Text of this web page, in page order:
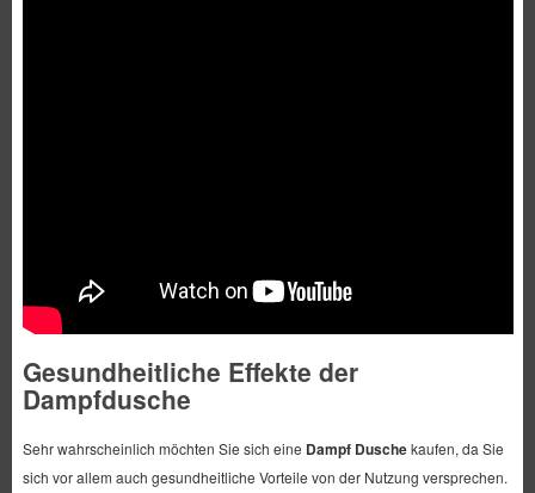
Gesundheitliche Effekte der
Dampfdusche
Sehr wahrscheinlich möchten Sie sich eine Dampf Duschekaufen, da Sie
sich vor allem auch gesundheitliche Vorteile von der Nutzung versprechen.